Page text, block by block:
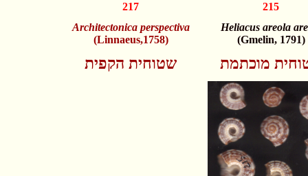
217
215
Architectonica perspectiva
(Linnaeus,1758)
Heliacus areola
(Gmelin, 1791)
שטוחית הקפית מוכתמת